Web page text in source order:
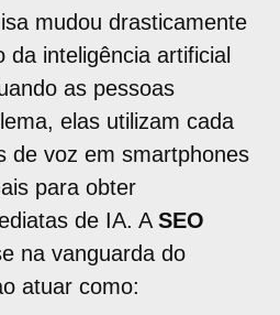
mudou drasticamente
da inteligência artificial
as pessoas
elas utilizam cada
de voz em smartphones
para obter
de IA. A SEO
na vanguarda do
atuar como: